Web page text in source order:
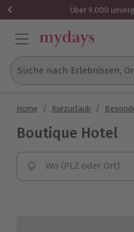
Über 9.000
Suche nach Erlebnissen,
Home / Kurzurlaub /
Boutique Hotel
Wo (PLZ oder Ort)